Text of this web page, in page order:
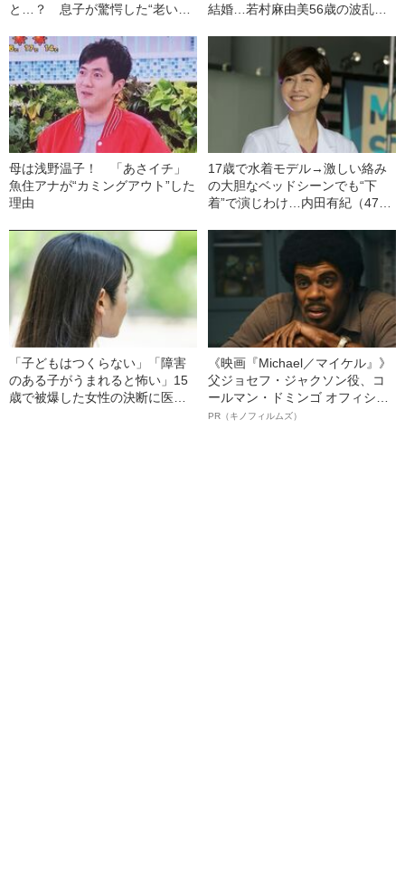
と…？ 息子が驚愕した“老いた
結婚…若村麻由美56歳の波乱万
母は浅野温子！ 「あさイチ」
魚住アナが“カミングアウト”した
理由
17歳で水着モデル→激しい絡み
の大胆なベッドシーンでも“下
着”で演じわけ…内田有紀（47）
「子どもはつくらない」「障害
のある子がうまれると怖い」15
歳で被爆した女性の決断に医者
《映画『Michael／マイケル』》
父ジョセフ・ジャクソン役、コ
ールマン・ドミンゴ オフィシャ
ルインタビュー“観客を魅了した
PR（キノフィルムズ）